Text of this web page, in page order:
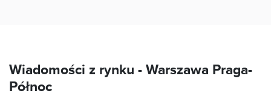
Wiadomości z rynku -Warszawa Praga-
Północ